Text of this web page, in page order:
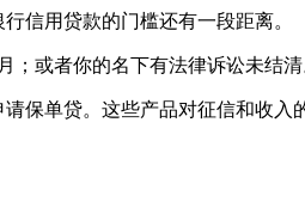
信用贷款的门槛还有一段距离。
或者你的名下有法律诉讼未结清
保单贷。这些产品对征信和收